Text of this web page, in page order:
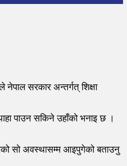
सरकार अन्तर्गत् शिक्षा
पाउन सकिने उहाँको भनाइ छ ।
सो अवस्थासम्म आइपुगेको बताउनु